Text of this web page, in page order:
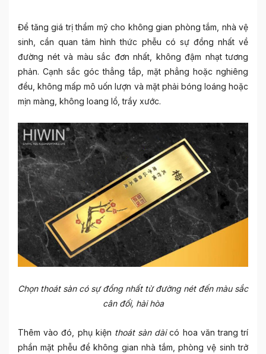
Để tăng giá trị thẩm mỹ cho không gian phòng tắm, nhà vệ
sinh, cần quan tâm hình thức phễu có sự đồng nhất về
đường nét và màu sắc đơn nhất, không đậm nhạt tương
phản. Cạnh sắc góc thẳng tắp, mặt phẳng hoặc nghiêng
đều, không mấp mô uốn lượn và mặt phải bóng loáng hoặc
mịn màng, không loang lổ, trầy xước.
Chọn thoát sàn có sự đồng nhất từ đường nét đến màu sắc
cân đối, hài hòa
Thêm vào đó, phụ kiện thoát sàn dàicó hoa văn trang trí
phần mặt phễu để không gian nhà tắm, phòng vệ sinh trở